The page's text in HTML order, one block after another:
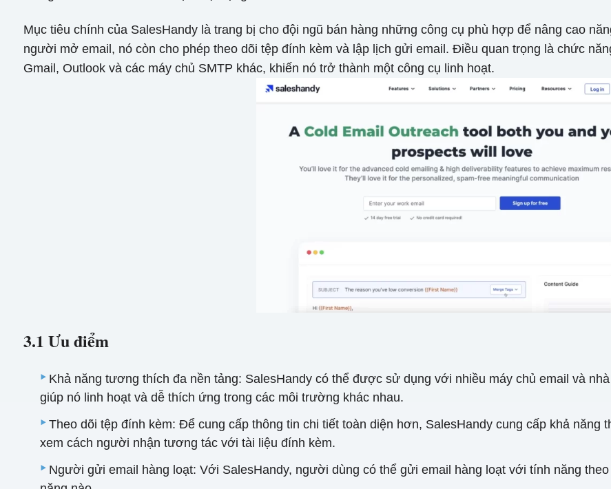
Mục tiêu chính của SalesHandy là trang bị cho đội ngũ bán hàng những công cụ phù hợp để nâng cao
người mở email, nó còn cho phép theo dõi tệp đính kèm và lập lịch gửi email. Điều quan trọng là chức
Gmail, Outlook và các máy chủ SMTP khác, khiến nó trở thành một công cụ linh hoạt.
3.1 Ưu điểm
Khả năng tương thích đa nền tảng: SalesHandy có thể được sử dụng với nhiều máy chủ email và
giúp nó linh hoạt và dễ thích ứng trong các môi trường khác nhau.
Theo dõi tệp đính kèm: Để cung cấp thông tin chi tiết toàn diện hơn, SalesHandy cung cấp khả năng
xem cách người nhận tương tác với tài liệu đính kèm.
Người gửi email hàng loạt: Với SalesHandy, người dùng có thể gửi email hàng loạt với tính năng